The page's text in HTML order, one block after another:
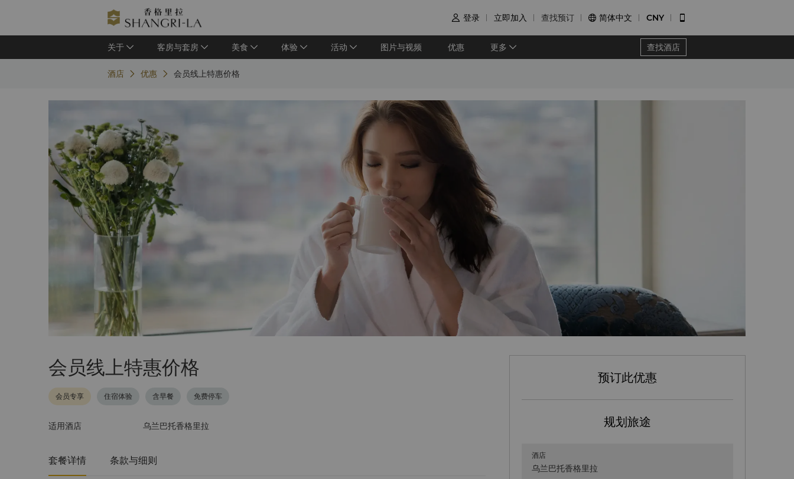
 登录 立即加入 查找预订  简体中文 CNY 
关于 客房与套房 美食 体验 活动 图片与视频 优惠 更多 查找酒店
酒店 优惠 会员线上特惠价格
会员线上特惠价格
会员专享 住宿体验 含早餐 免费停车
适用酒店 乌兰巴托香格里拉
套餐详情 条款与细则
预订此优惠
规划旅途
酒店
乌兰巴托香格里拉